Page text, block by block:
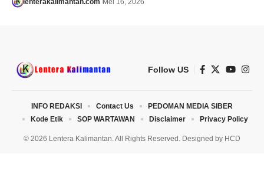
Follow US
© 2026 Lentera Kalimantan. All Rights Reserved. Designed by HCD
INFO REDAKSI Contact Us
PEDOMAN MEDIA SIBER
Kode Etik
SOP WARTAWAN Disclaimer Privacy Policy